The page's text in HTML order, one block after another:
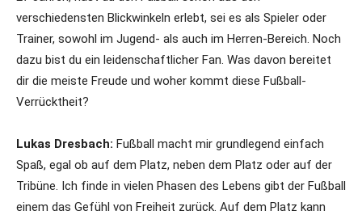
verschiedensten Blickwinkeln erlebt, sei es als Spieler oder
Trainer, sowohl im Jugend- als auch im Herren-Bereich. Noch
dazu bist du ein leidenschaftlicher Fan. Was davon bereitet
dir die meiste Freude und woher kommt diese Fußball-
Verrücktheit?
Lukas Dresbach: Fußball macht mir grundlegend einfach
Spaß, egal ob auf dem Platz, neben dem Platz oder auf der
Tribüne. Ich finde in vielen Phasen des Lebens gibt der Fußball
einem das Gefühl von Freiheit zurück. Auf dem Platz kann